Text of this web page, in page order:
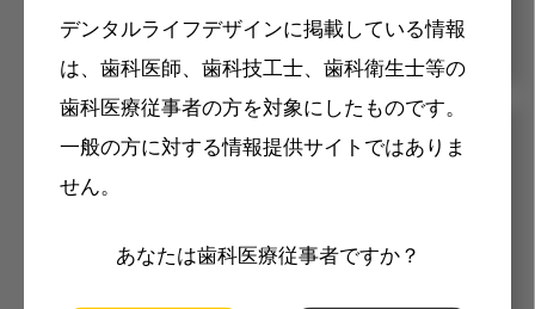
デンタルライフデザインに掲載している情報
は、歯科医師、歯科技工士、歯科衛生士等の
歯科医療従事者の方を対象にしたものです。
一般の方に対する情報提供サイトではありま
せん。
あなたは歯科医療従事者ですか？
メリット